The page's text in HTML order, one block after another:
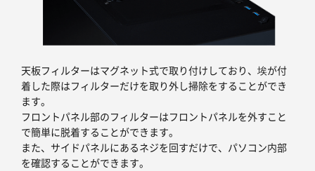
天板フィルターはマグネット式で取り付けしており、埃が付
着した際はフィルターだけを取り外し掃除をすることができ
ます。
フロントパネル部のフィルターはフロントパネルを外すこと
で簡単に脱着することができます。
また、サイドパネルにあるネジを回すだけで、パソコン内部
を確認することができます。